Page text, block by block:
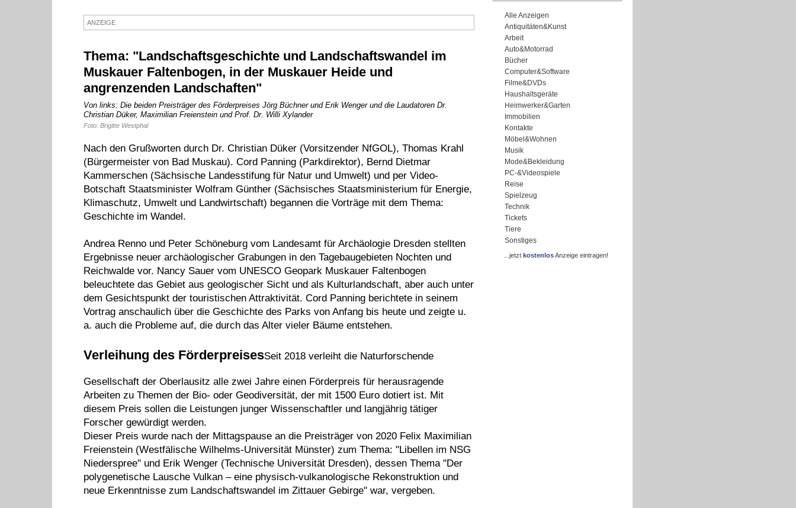
ANZEIGE
Thema: "Landschaftsgeschichte und Landschaftswandel im
Muskauer Faltenbogen, in der Muskauer Heide und
angrenzenden Landschaften"
Von links: Die beiden Preisträger des Förderpreises Jörg Büchner und Erik Wenger und die Laudatoren Dr.
Christian Düker, Maximilian Freienstein und Prof. Dr. Willi Xylander
Foto: Brigitte Westphal
Nach den Grußworten durch Dr. Christian Düker (Vorsitzender NfGOL), Thomas Krahl
(Bürgermeister von Bad Muskau). Cord Panning (Parkdirektor), Bernd Dietmar
Kammerschen (Sächsische Landesstifung für Natur und Umwelt) und per Video-
Botschaft Staatsminister Wolfram Günther (Sächsisches Staatsministerium für Energie,
Klimaschutz, Umwelt und Landwirtschaft) begannen die Vorträge mit dem Thema:
Geschichte im Wandel.
Andrea Renno und Peter Schöneburg vom Landesamt für Archäologie Dresden stellten
Ergebnisse neuer archäologischer Grabungen in den Tagebaugebieten Nochten und
Reichwalde vor. Nancy Sauer vom UNESCO Geopark Muskauer Faltenbogen
beleuchtete das Gebiet aus geologischer Sicht und als Kulturlandschaft, aber auch unter
dem Gesichtspunkt der touristischen Attraktivität. Cord Panning berichtete in seinem
Vortrag anschaulich über die Geschichte des Parks von Anfang bis heute und zeigte u.
a. auch die Probleme auf, die durch das Alter vieler Bäume entstehen.
Verleihung des FörderpreisesSeit 2018 verleiht die Naturforschende
Gesellschaft der Oberlausitz alle zwei Jahre einen Förderpreis für herausragende
Arbeiten zu Themen der Bio- oder Geodiversität, der mit 1500 Euro dotiert ist. Mit
diesem Preis sollen die Leistungen junger Wissenschaftler und langjährig tätiger
Forscher gewürdigt werden.
Dieser Preis wurde nach der Mittagspause an die Preisträger von 2020 Felix Maximilian
Freienstein (Westfälische Wilhelms-Universität Münster) zum Thema: "Libellen im NSG
Niederspree" und Erik Wenger (Technische Universität Dresden), dessen Thema "Der
polygenetische Lausche Vulkan – eine physisch-vulkanologische Rekonstruktion und
neue Erkenntnisse zum Landschaftswandel im Zittauer Gebirge" war, vergeben.
Alle Anzeigen
Antiquitäten&Kunst
Arbeit
Auto&Motorrad
Bücher
Computer&Software
Filme&DVDs
Haushaltsgeräte
Heimwerker&Garten
Immobilien
Kontakte
Möbel&Wohnen
Musik
Mode&Bekleidung
PC-&Videospiele
Reise
Spielzeug
Technik
Tickets
Tiere
Sonstiges
...jetzt kostenlosAnzeige eintragen!